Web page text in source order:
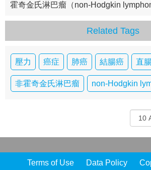
霍奇金氏淋巴瘤（non-Hodgkin
Related Tags
壓力 癌症 肺癌 結腸癌 直
非霍奇金氏淋巴瘤 non-Hodgkin
Terms of Use Data Policy